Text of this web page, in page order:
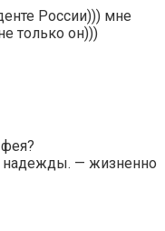
России))) мне
только он)))
надежды. — жизненно